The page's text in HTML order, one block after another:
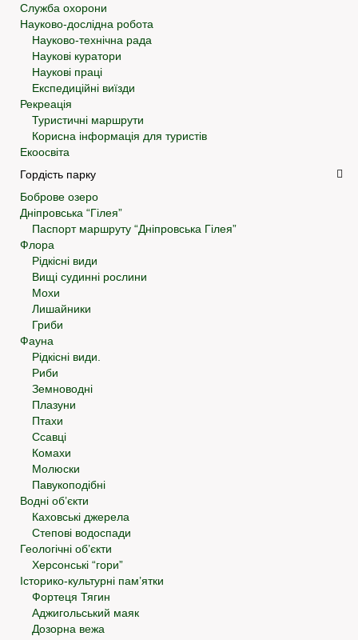
Служба охорони
Науково-дослідна робота
Науково-технічна рада
Наукові куратори
Наукові праці
Експедиційні виїзди
Рекреація
Туристичні маршрути
Корисна інформація для туристів
Екоосвіта
Гордість парку
Боброве озеро
Дніпровська “Гілея”
Паспорт маршруту “Дніпровська Гілея”
Флора
Рідкісні види
Вищі судинні рослини
Мохи
Лишайники
Гриби
Фауна
Рідкісні види.
Риби
Земноводні
Плазуни
Птахи
Ссавці
Комахи
Молюски
Павукоподібні
Водні об’єкти
Каховські джерела
Степові водоспади
Геологічні об’єкти
Херсонські “гори”
Історико-культурні пам’ятки
Фортеця Тягин
Аджигольський маяк
Дозорна вежа